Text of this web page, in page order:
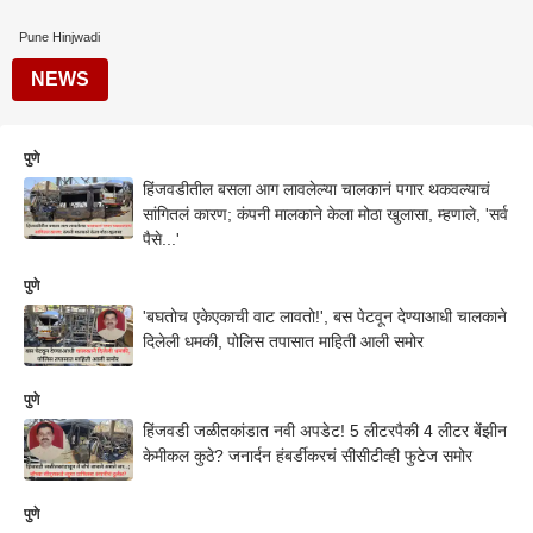
Pune Hinjwadi
NEWS
पुणे
हिंजवडीतील बसला आग लावलेल्या चालकानं पगार थकवल्याचं
सांगितलं कारण; कंपनी मालकाने केला मोठा खुलासा, म्हणाले, 'सर्व
पैसे...'
पुणे
'बघतोच एकेएकाची वाट लावतो!', बस पेटवून देण्याआधी चालकाने
दिलेली धमकी, पोलिस तपासात माहिती आली समोर
पुणे
हिंजवडी जळीतकांडात नवी अपडेट! 5 लीटरपैकी 4 लीटर बेंंझीन
केमीकल कुठे? जनार्दन हंबर्डीकरचं सीसीटीव्ही फुटेज समोर
पुणे